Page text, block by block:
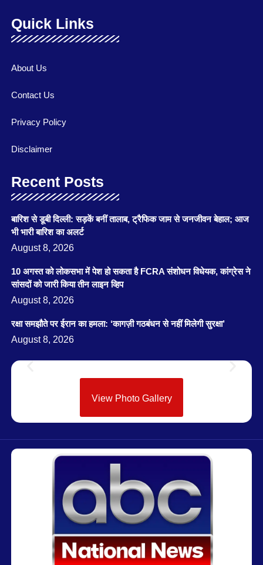
Quick Links
About Us
Contact Us
Privacy Policy
Disclaimer
Recent Posts
बारिश से डूबी दिल्ली: सड़कें बनीं तालाब, ट्रैफिक जाम से जनजीवन बेहाल; आज
भी भारी बारिश का अलर्ट
August 8, 2026
10 अगस्त को लोकसभा में पेश हो सकता है FCRA संशोधन विधेयक, कांग्रेस ने
सांसदों को जारी किया तीन लाइन व्हिप
August 8, 2026
रक्षा समझौते पर ईरान का हमला: ‘कागज़ी गठबंधन से नहीं मिलेगी सुरक्षा’
August 8, 2026
View Photo Gallery